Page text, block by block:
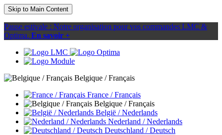
Skip to Main Content
Pause estivale : Notre organisation pour vos commandes LMC &
Optima. En savoir +
Belgique / Français
France / Français
Belgique / Français
België / Nederlands
Nederland / Nederlands
Deutschland / Deutsch